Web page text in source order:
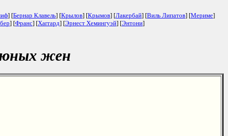
] [Бернар Клавель] [Крылов] [Крымов] [Лакербай] [Виль Липатов] [Мериме]
] [Франс] [Хаггард] [Эрнест Хемингуэй] [Энтони]
юных жен